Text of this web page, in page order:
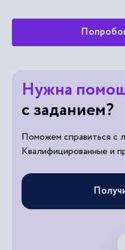
Нужна
с заданием?
Поможем справиться с
Квалифицированные и